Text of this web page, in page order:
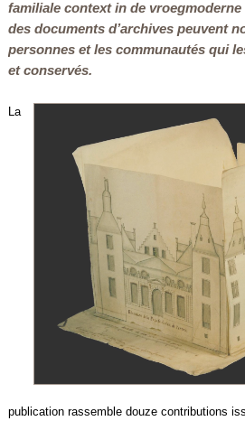
familiale context in de
des documents d’archives peuvent
personnes et les communautés qui
et conservés.
La
publication rassemble douze contributions